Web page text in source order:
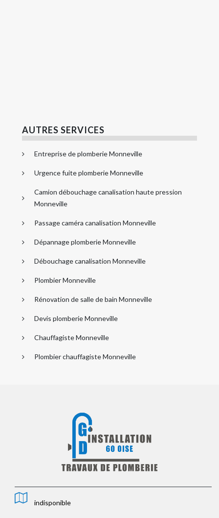
AUTRES SERVICES
Entreprise de plomberie Monneville
Urgence fuite plomberie Monneville
Camion débouchage canalisation haute pression
Monneville
Passage caméra canalisation Monneville
Dépannage plomberie Monneville
Débouchage canalisation Monneville
Plombier Monneville
Rénovation de salle de bain Monneville
Devis plomberie Monneville
Chauffagiste Monneville
Plombier chauffagiste Monneville
indisponible